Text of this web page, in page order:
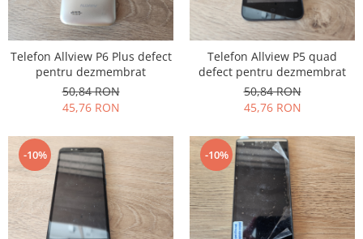
Lenovo
LG
Motorola
Nokia
Sony
Vodafone
Wiko
Xiaomi
ZTE
Telefon Allview P6 Plus defect
pentru dezmembrat
50,84 RON
45,76 RON
Telefon Allview P5 quad
defect pentru dezmembrat
50,84 RON
45,76 RON
-10% -10%